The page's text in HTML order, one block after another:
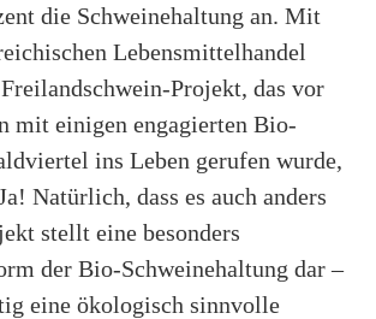
die Schweinehaltung an. Mit
Lebensmittelhandel
Projekt, das vor
mit einigen engagierten Bio-
ins Leben gerufen wurde,
Natürlich, dass es auch anders
stellt eine besonders
der Bio-Schweinehaltung dar –
eine ökologisch sinnvolle